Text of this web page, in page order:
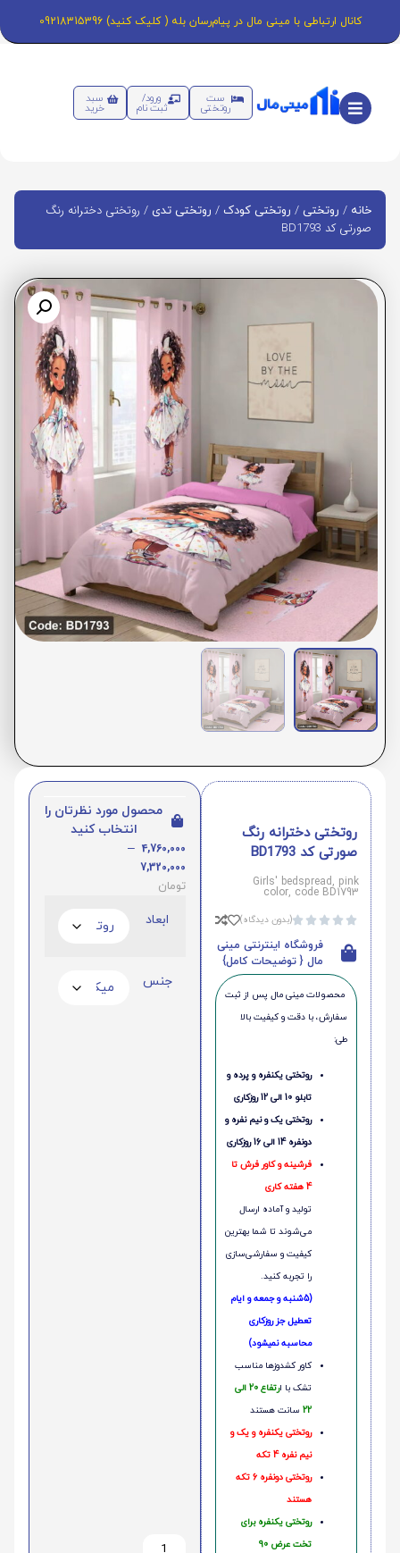
کانال ارتباطی با مینی مال در پیام‌رسان بله ( کلیک کنید) 09218315396
ست
روتختی
ورود/
ثبت نام
سبد
خرید
خانه / روتختی / روتختی کودک / روتختی تدی / روتختی دخترانه رنگ
صورتی کد BD1793
روتختی دخترانه رنگ
صورتی کد BD1793
Girls' bedspread, pink
color, code BD1793




(بدون دیدگاه)
فروشگاه اینترنتی مینی
مال { توضیحات کامل}
محصولات مینی‌ مال پس از ثبت
سفارش، با دقت و کیفیت بالا
طی:
روتختی یکنفره و پرده و
تابلو 10 الی 12 روزکاری
روتختی یک و نیم نفره و
دونفره 14 الی 16 روزکاری
فرشینه و کاور فرش تا
4 هفته کاری
تولید و آماده ارسال
می‌شوند تا شما بهترین
کیفیت و سفارشی‌سازی
را تجربه کنید.
(5شنبه و جمعه و ایام
تعطیل جز روزکاری
محاسبه نمیشود)
کاور کشدوزها مناسب
تشک با ا
رتفاع 20 الی
22 سانت هستند
روتختی یکنفره و یک و
نیم نفره 4 تکه
روتختی دونفره 6 تکه
هستند
روتختی یکنفره برای
تخت عرض 90
محصول مورد نظرتان را
انتخاب کنید
4,760,000
–
7,320,000
تومان
ابعاد
جنس